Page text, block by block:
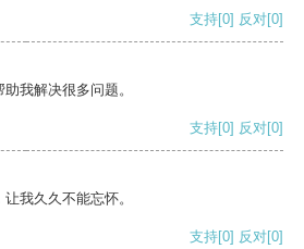
支持[0] 反对[0]
我解决很多问题。
支持[0] 反对[0]
我久久不能忘怀。
支持[0] 反对[0]